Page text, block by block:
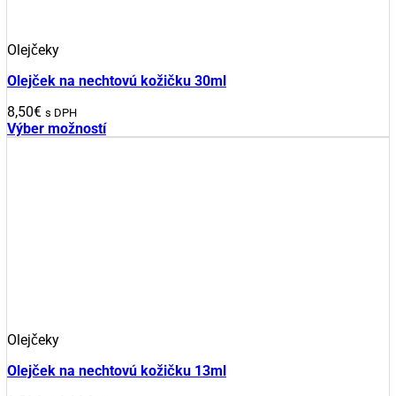
Olejčeky
Olejček na nechtovú kožičku 30ml
8,50€ s DPH
Výber možností
produktu.
Olejčeky
Olejček na nechtovú kožičku 13ml